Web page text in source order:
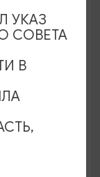
в
УКАЗ
СОВЕТА
В